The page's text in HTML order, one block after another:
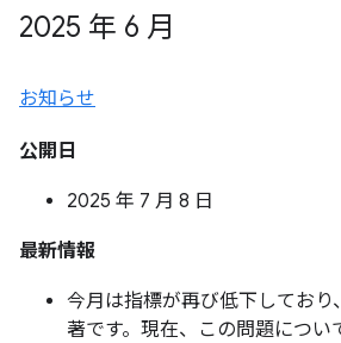
2025 年 6 月
お知らせ
公開日
2025 年 7 月 8 日
最新情報
今月は指標が再び低下しており
著です。現在、この問題につい